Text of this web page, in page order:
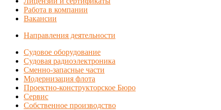
Работа в компании
Вакансии
Направления деятельности
Судовое оборудование
Судовая радиоэлектроника
Сменно-запасные части
Модернизация флота
Проектно-конструкторское Бюро
Сервис
Собственное производство